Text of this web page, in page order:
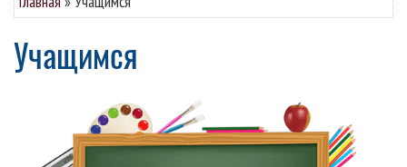
Учащимся